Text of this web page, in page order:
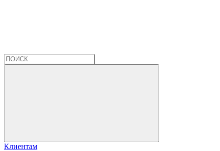
Клиентам